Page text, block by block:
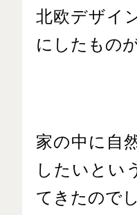
北欧デザイ
にしたもの
家の中に自
したいとい
てきたので